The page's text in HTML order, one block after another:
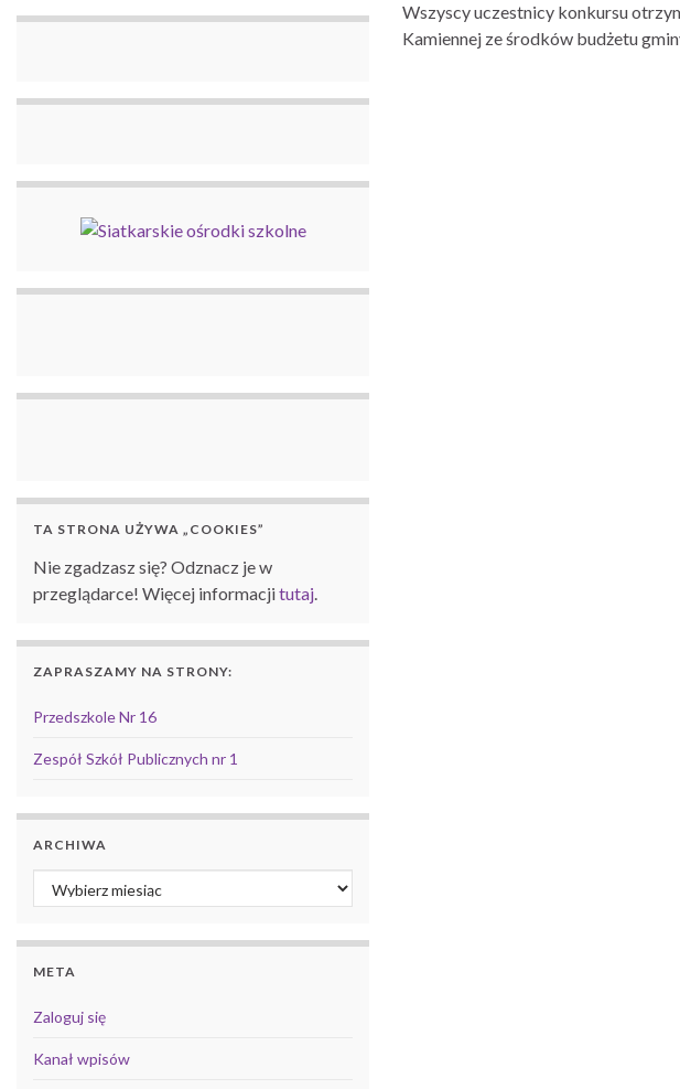
Wszyscy uczestnicy konkursu
Kamiennej ze środków budżetu
TA STRONA UŻYWA „COOKIES”
Nie zgadzasz się? Odznacz je w
przeglądarce! Więcej informacjitutaj.
ZAPRASZAMY NA STRONY:
Przedszkole Nr 16
Zespół Szkół Publicznych nr 1
ARCHIWA
Archiwa
META
Zaloguj się
Kanał wpisów